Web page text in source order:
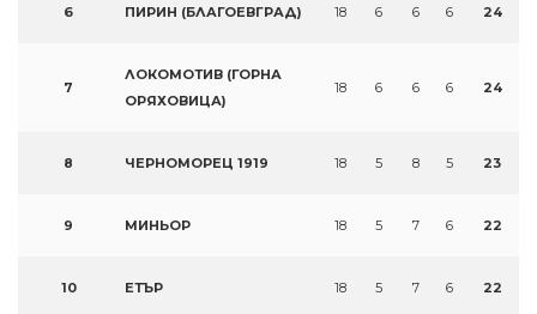
6 ПИРИН (БЛАГОЕВГРАД) 18 6 6 6 24
7
ЛОКОМОТИВ (ГОРНА
ОРЯХОВИЦА)
18 6 6 6 24
8 ЧЕРНОМОРЕЦ 1919 18 5 8 5 23
9 МИНЬОР 18 5 7 6 22
10 ЕТЪР 18 5 7 6 22